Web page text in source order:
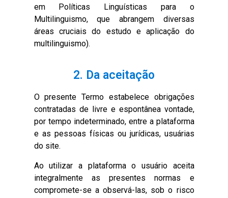
em Políticas Linguísticas para o
Multilinguismo, que abrangem diversas
áreas cruciais do estudo e aplicação do
multilinguismo).
2. Da aceitação
O presente Termo estabelece obrigações
contratadas de livre e espontânea vontade,
por tempo indeterminado, entre a plataforma
e as pessoas físicas ou jurídicas, usuárias
do site.
Ao utilizar a plataforma o usuário aceita
integralmente as presentes normas e
compromete-se a observá-las, sob o risco